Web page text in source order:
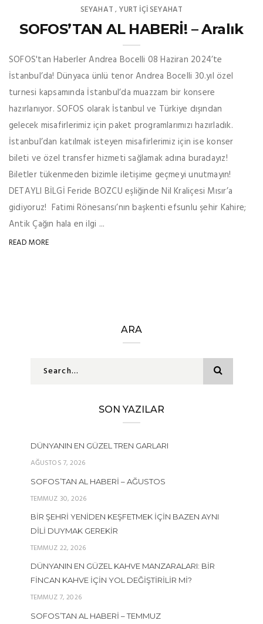
SEYAHAT , YURT İÇİ SEYAHAT
SOFOS’TAN AL HABERİ! – Aralık
SOFOS'tan Haberler Andrea Bocelli 08 Haziran 2024’te
İstanbul’da! Dünyaca ünlü tenor Andrea Bocelli 30.yıl özel
turnesi kapsamında İstanbul’da muazzam bir konsere
hazırlanıyor. SOFOS olarak İstanbul ve Türkiye dışından
gelecek misafirlerimiz için paket programlarımızı hazırladık.
İstanbul’dan katılmak isteyen misafirlerimiz için ise konser
bileti ve özel transfer hizmeti sağlamak adına buradayız!
Biletler tükenmeden bizimle iletişime geçmeyi unutmayın!
DETAYLI BİLGİ Feride BOZCU eşliğinde Nil Kraliçesi Mısır’a
gidiyoruz! Fatimi Rönesansı’nın başkenti efsunlu şehir Kahire;
Antik Çağın hala en ilgi ...
READ MORE
ARA
SON YAZILAR
DÜNYANIN EN GÜZEL TREN GARLARI
AĞUSTOS 7, 2026
SOFOS’TAN AL HABERI – AĞUSTOS
TEMMUZ 30, 2026
BIR ŞEHRI YENIDEN KEŞFETMEK İÇIN BAZEN AYNI
DILI DUYMAK GEREKIR
TEMMUZ 22, 2026
DÜNYANIN EN GÜZEL KAHVE MANZARALARI: BIR
FINCAN KAHVE İÇIN YOL DEĞIŞTIRILIR MI?
TEMMUZ 7, 2026
SOFOS’TAN AL HABERI – TEMMUZ